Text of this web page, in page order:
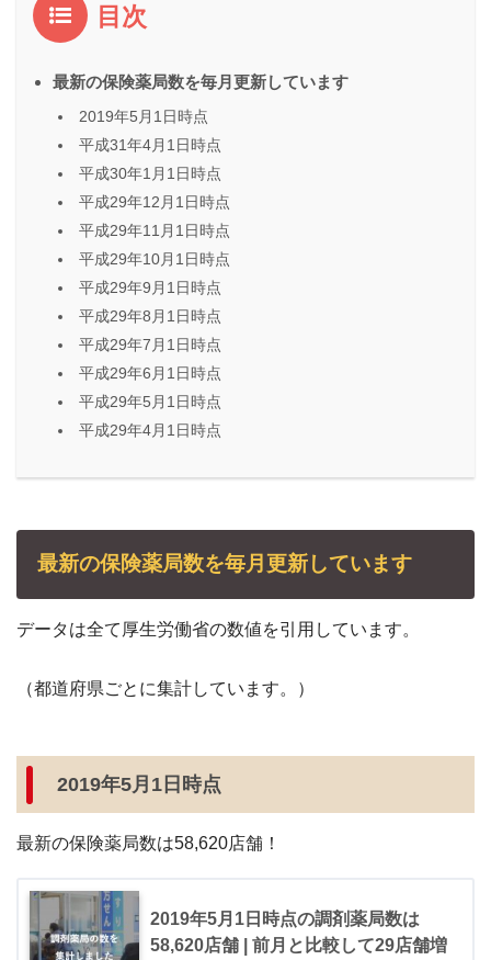
目次
最新の保険薬局数を毎月更新しています
2019年5月1日時点
平成31年4月1日時点
平成30年1月1日時点
平成29年12月1日時点
平成29年11月1日時点
平成29年10月1日時点
平成29年9月1日時点
平成29年8月1日時点
平成29年7月1日時点
平成29年6月1日時点
平成29年5月1日時点
平成29年4月1日時点
最新の保険薬局数を毎月更新しています
データは全て厚生労働省の数値を引用しています。
（都道府県ごとに集計しています。）
2019年5月1日時点
最新の保険薬局数は58,620店舗！
2019年5月1日時点の調剤薬局数は
58,620店舗 | 前月と比較して29店舗増